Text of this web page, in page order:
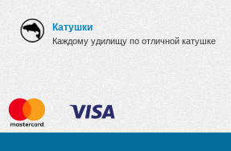
Катушки
Каждому удилищу по отличной катушке